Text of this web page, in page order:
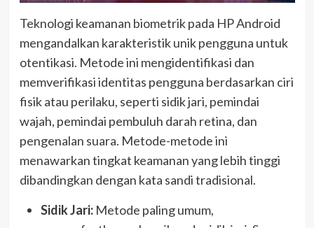
Teknologi keamanan biometrik pada HP Android
mengandalkan karakteristik unik pengguna untuk
otentikasi. Metode ini mengidentifikasi dan
memverifikasi identitas pengguna berdasarkan ciri
fisik atau perilaku, seperti sidik jari, pemindai
wajah, pemindai pembuluh darah retina, dan
pengenalan suara. Metode-metode ini
menawarkan tingkat keamanan yang lebih tinggi
dibandingkan dengan kata sandi tradisional.
Sidik Jari:Metode paling umum,